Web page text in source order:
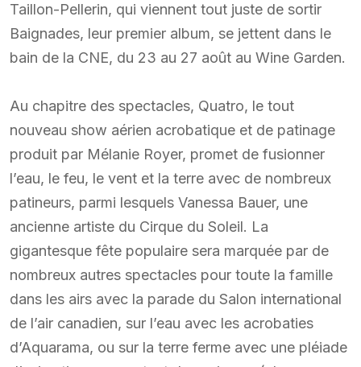
Taillon-Pellerin, qui viennent tout juste de sortir
Baignades, leur premier album, se jettent dans le
bain de la CNE, du 23 au 27 août au Wine Garden.
Au chapitre des spectacles, Quatro, le tout
nouveau show aérien acrobatique et de patinage
produit par Mélanie Royer, promet de fusionner
l’eau, le feu, le vent et la terre avec de nombreux
patineurs, parmi lesquels Vanessa Bauer, une
ancienne artiste du Cirque du Soleil. La
gigantesque fête populaire sera marquée par de
nombreux autres spectacles pour toute la famille
dans les airs avec la parade du Salon international
de l’air canadien, sur l’eau avec les acrobaties
d’Aquarama, ou sur la terre ferme avec une pléiade